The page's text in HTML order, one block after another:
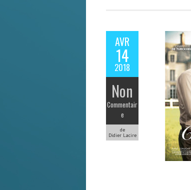
AVR
14
2018
Non
Commentair
e
de
Didier Lacire